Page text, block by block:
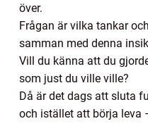
över.
Frågan är vilka tankar
samman med denna
Vill du känna att du
som just du ville ville?
Då är det dags att sluta
och istället att börja leva